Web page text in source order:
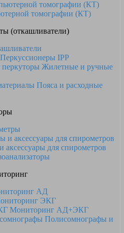
томографии (КТ)
(откашливатели)
Перкуссионеры IPP
Жилетные и ручные
Пояса и расходные
аксессуары для спирометров
АД
ЭКГ
Мониторинг АД+ЭКГ
Полисомнографы и